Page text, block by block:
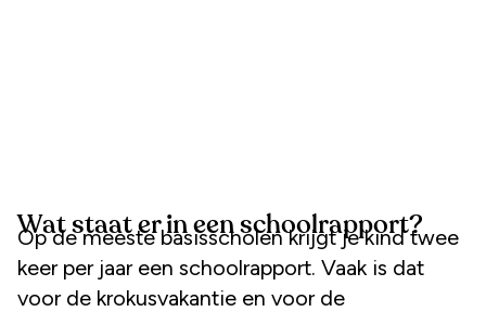
Wat staat er in een schoolrapport?
Op de meeste basisscholen krijgt je kind twee
keer per jaar een schoolrapport. Vaak is dat
voor de krokusvakantie en voor de